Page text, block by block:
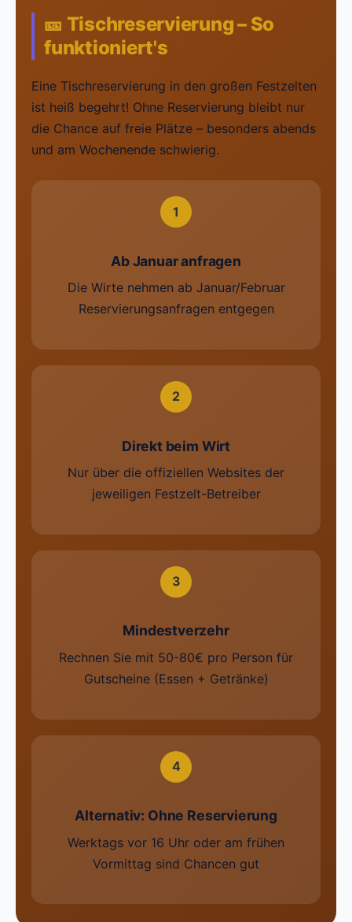
🎫 Tischreservierung – So
funktioniert's
Eine Tischreservierung in den großen Festzelten
ist heiß begehrt! Ohne Reservierung bleibt nur
die Chance auf freie Plätze – besonders abends
und am Wochenende schwierig.
1
Ab Januar anfragen
Die Wirte nehmen ab Januar/Februar
Reservierungsanfragen entgegen
2
Direkt beim Wirt
Nur über die offiziellen Websites der
jeweiligen Festzelt-Betreiber
3
Mindestverzehr
Rechnen Sie mit 50-80€ pro Person für
Gutscheine (Essen + Getränke)
4
Alternativ: Ohne Reservierung
Werktags vor 16 Uhr oder am frühen
Vormittag sind Chancen gut